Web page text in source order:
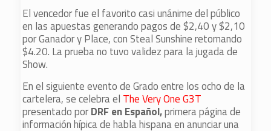
El vencedor fue el favorito casi unánime del público
en las apuestas generando pagos de $2,40 y $2,10
por Ganador y Place, con Steal Sunshine retornando
$4.20. La prueba no tuvo validez para la jugada de
Show.
En el siguiente evento de Grado entre los ocho de la
cartelera, se celebra el The Very One G3T
presentado porDRF en Español,primera página de
información hípica de habla hispana en anunciar una